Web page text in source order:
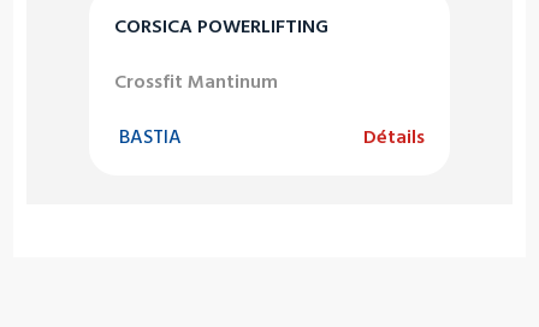
CORSICA POWERLIFTING
Crossfit Mantinum
BASTIA Détails